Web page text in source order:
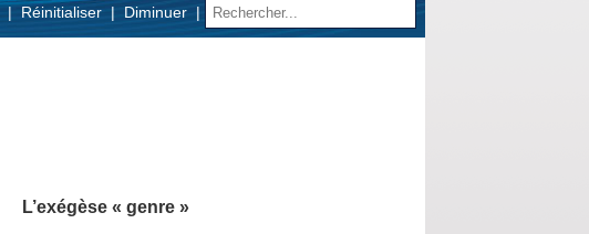
Réinitialiser Diminuer
L’exégèse « genre »